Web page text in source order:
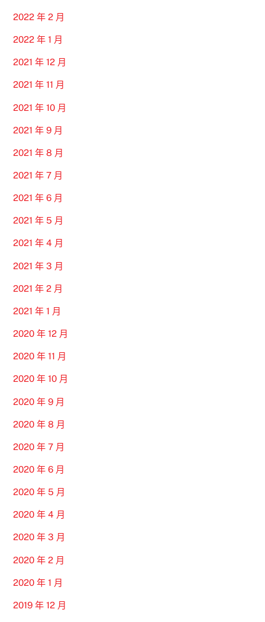
2022 年 2 月
2022 年 1 月
2021 年 12 月
2021 年 11 月
2021 年 10 月
2021 年 9 月
2021 年 8 月
2021 年 7 月
2021 年 6 月
2021 年 5 月
2021 年 4 月
2021 年 3 月
2021 年 2 月
2021 年 1 月
2020 年 12 月
2020 年 11 月
2020 年 10 月
2020 年 9 月
2020 年 8 月
2020 年 7 月
2020 年 6 月
2020 年 5 月
2020 年 4 月
2020 年 3 月
2020 年 2 月
2020 年 1 月
2019 年 12 月